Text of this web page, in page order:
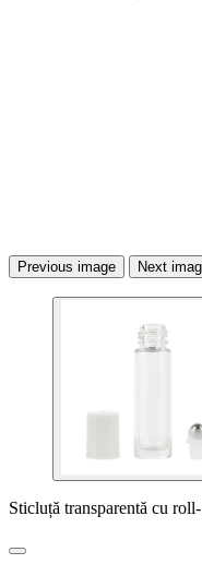
Previous image Next
Sticluță transparentă cu